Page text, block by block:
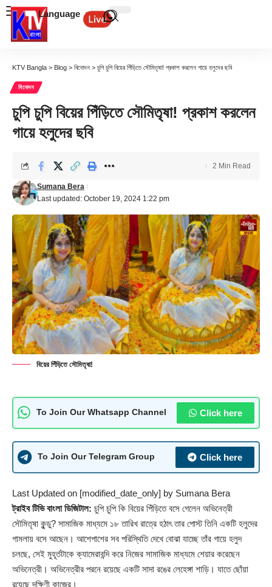
Language
KTV Bangla > Blog > বিনোদন > চুপি চুপি বিয়ের পিঁড়িতে সৌমিতৃষা! প্রকাশ করলেন গায়ে হলুদের ছবি
বিনোদন
চুপি চুপি বিয়ের পিঁড়িতে সৌমিতৃষা! প্রকাশ করলেন
গায়ে হলুদের ছবি
Last updated: October 19, 2024 1:22 pm
Sumana Bera
2 Min Read
বিয়ের পিঁড়িতে সৌমিতৃষা!
To Join Our Whatsapp Channel Click here
To Join Our Telegram Group Click here
Last Updated on [modified_date_only] by Sumana Bera
ট্রাইব টিভি বাংলা ডিজিটাল: চুপি চুপি কি বিয়ের পিঁড়িতে বসে গেলেন অভিনেত্রী
সৌমিতৃষা কুন্ডু? সামাজিক মাধ্যমে ১৮ তারিখ রাত্রে হঠাৎ তার পোস্ট তিনি একটি হলুদের
গামলায় বসে আছেন। আশেপাশের সব পরিস্থিতি দেখে বোঝা যাচ্ছে তাঁর গায়ে হলুদ
চলছে, সেই মুহূর্তটাকে ক্যামেরাবন্দি করে নিজের সামাজিক মাধ্যমে শেয়ার করেছেন
অভিনেত্রী। অভিনেত্রীর পরনে রয়েছে একটি সাদা রঙের লেহেঙ্গা শাড়ি। যাতে ছোঁয়া
রয়েছে দক্ষিণী কাজের।